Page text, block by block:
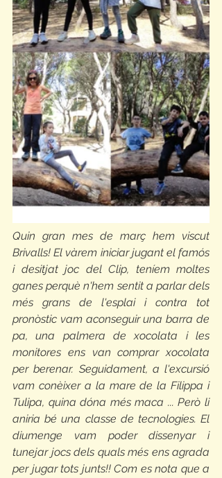
Quin gran mes de març hem viscut
Brivalls! El vàrem iniciar jugant el famós
i desitjat joc del Clip, teníem moltes
ganes perquè n'hem sentit a parlar dels
més grans de l'esplai i contra tot
pronòstic vam aconseguir una barra de
pa, una palmera de xocolata i les
monitores ens van comprar xocolata
per berenar. Seguidament, a l'excursió
vam conèixer a la mare de la Filippa i
Tulipa, quina dóna més maca ... Però li
aniria bé una classe de tecnologies. El
diumenge vam poder dissenyar i
tunejar jocs dels quals més ens agrada
per jugar tots junts!! Com es nota que a